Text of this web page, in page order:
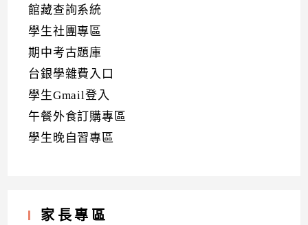
館藏查詢系統
學生社團專區
期中考古題庫
台銀學雜費入口
學生Gmail登入
午餐外食訂購專區
學生晚自習專區
家長專區